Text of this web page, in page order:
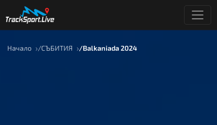
Начало СЪБИТИЯ Balkaniada 2024